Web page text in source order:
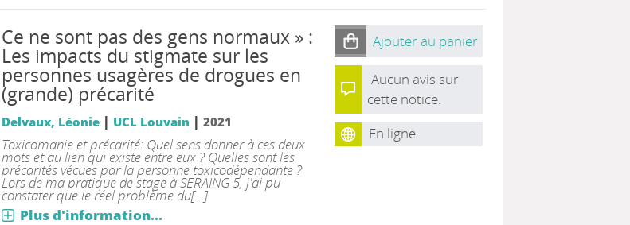
Ce ne sont pas des gens normaux » :
Les impacts du stigmate sur les
personnes usagères de drogues en
(grande) précarité
Delvaux, Léonie | UCL Louvain | 2021
Toxicomanie et précarité: Quel sens donner à ces deux
mots et au lien qui existe entre eux ? Quelles sont les
précarités vécues par la personne toxicodépendante ?
Lors de ma pratique de stage à SERAING 5, j'ai pu
constater que le réel problème du[...]
Plus d'information...
Ajouter au panier
Aucun avis sur
cette notice.
En ligne